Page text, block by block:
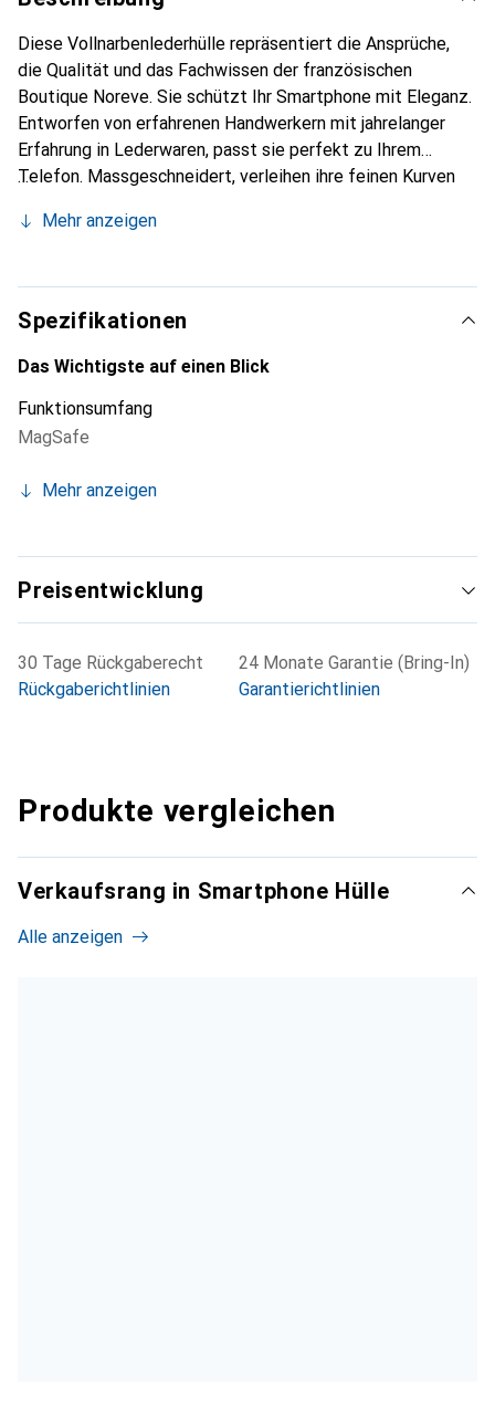
Diese Vollnarbenlederhülle repräsentiert die Ansprüche,
die Qualität und das Fachwissen der französischen
Boutique Noreve. Sie schützt Ihr Smartphone mit Eleganz.
Entworfen von erfahrenen Handwerkern mit jahrelanger
Erfahrung in Lederwaren, passt sie perfekt zu Ihrem
Telefon. Massgeschneidert, verleihen ihre feinen Kurven
unverzichtbaren Accessoire für Ihr Smartphone.
die Marke Noreve eine zuverlässige Wahl für eine
anspruchsvolle Kundschaft.
Mehr anzeigen
Spezifikationen
Das Wichtigste auf einen Blick
Funktionsumfang
MagSafe
Mehr anzeigen
Preisentwicklung
30 Tage Rückgaberecht
Rückgaberichtlinien
24 Monate Garantie (Bring-In)
Garantierichtlinien
Produkte vergleichen
Verkaufsrang in Smartphone Hülle
Alle anzeigen